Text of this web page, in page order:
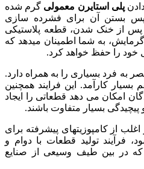
پلی استایرن معمولی گرم شده
بستن آن برای فشرده سازی
پس از خنک شدن، قطعه پلاستیکی
به شما اطمینان میدهد که
را حفظ خواهد کرد.
به فرد بسیاری را به همراه دارد.
کارآمد. این فرایند همچنین
امکان می دهد قطعاتی را ایجاد
بسیار متفاوت باشند.
از کامپوزیتهای پیشرفته برای
فرآیند تولید قطعات با دوام و
در بین طیف وسیعی از صنایع